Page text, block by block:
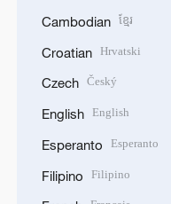
Cambodian ខ្មែរ
Croatian Hrvatski
Czech Český
English English
Esperanto Esperanto
Filipino Filipino